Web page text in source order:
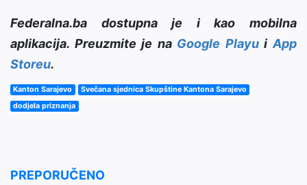
Federalna.ba dostupna je i kao mobilna
aplikacija. Preuzmite je na Google PlayuiApp
Storeu.
Kanton Sarajevo
Svečana sjednica Skupštine Kantona Sarajevo
dodjela priznanja
PREPORUČENO